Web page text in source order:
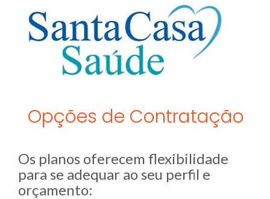
Opções de Contratação
Os planos oferecem flexibilidade
para se adequar ao seu perfil e
orçamento: